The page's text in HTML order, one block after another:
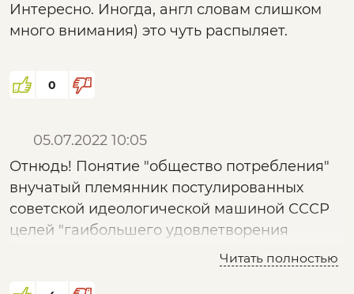
Интересно. Иногда, англ словам слишком
много внимания) это чуть распыляет.
0
05.07.2022 10:05
Отнюдь! Понятие "общество потребления"
внучатый племянник постулированных
советской идеологической машиной СССР
целей "гаибольшего удовлетворения
растущих потребностей советских граждан"
Читать полностью